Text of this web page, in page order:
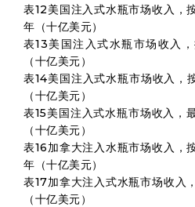
表12美国注入式水瓶市场收入
年（十亿美元）
表13美国注入式水瓶市场收入
（十亿美元）
表14美国注入式水瓶市场收入
（十亿美元）
表15美国注入式水瓶市场收入
（十亿美元）
表16加拿大注入水瓶市场收入
年（十亿美元）
表17加拿大注入式水瓶市场收
（十亿美元）